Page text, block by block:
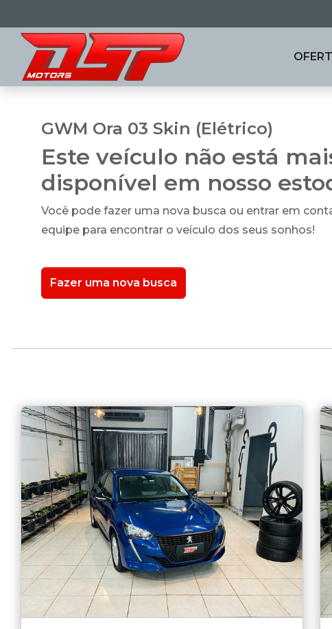
GWM Ora 03 Skin (Elétrico)
Este veículo não está
disponível em nosso
Você pode fazer uma nova busca ou entrar em
equipe para encontrar o veículo dos seus sonhos!
Fazer uma nova busca